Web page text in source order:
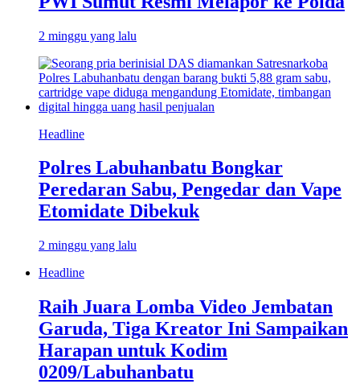
2 minggu yang lalu
Headline
Polres Labuhanbatu Bongkar
Peredaran Sabu, Pengedar dan Vape
Etomidate Dibekuk
2 minggu yang lalu
Headline
Raih Juara Lomba Video Jembatan
Garuda, Tiga Kreator Ini Sampaikan
Harapan untuk Kodim
0209/Labuhanbatu